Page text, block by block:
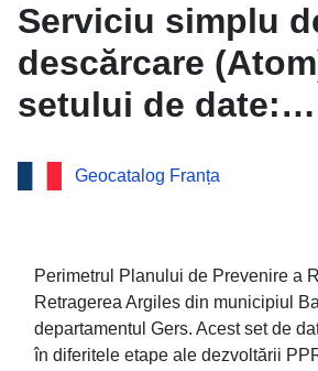
Serviciu simplu
descărcare
setului de date:
Geocatalog Franța
Perimetrul Planului de Prevenire a
Retragerea Argiles din municipiul
departamentul Gers. Acest set de
în diferitele etape ale dezvoltării